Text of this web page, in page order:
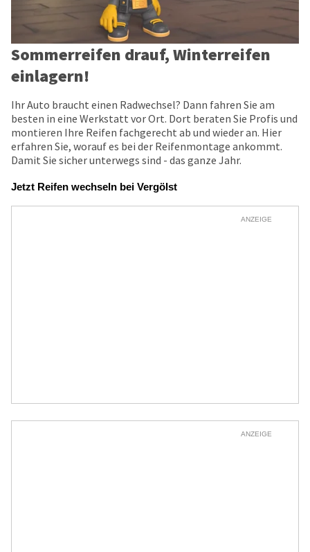
Sommerreifen drauf, Winterreifen
einlagern!
Ihr Auto braucht einen Radwechsel? Dann fahren Sie am
besten in eine Werkstatt vor Ort. Dort beraten Sie Profis und
montieren Ihre Reifen fachgerecht ab und wieder an. Hier
erfahren Sie, worauf es bei der Reifenmontage ankommt.
Damit Sie sicher unterwegs sind - das ganze Jahr.
Jetzt Reifen wechseln bei Vergölst
ANZEIGE
ANZEIGE